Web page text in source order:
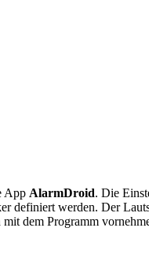
App AlarmDroid. Die
definiert werden. Der
dem Programm